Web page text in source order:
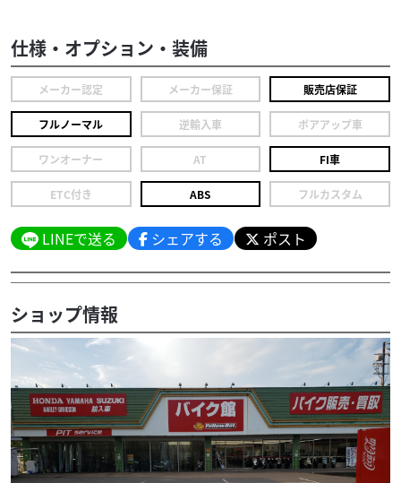
仕様・オプション・装備
メーカー認定 メーカー保証 販売店保証
フルノーマル 逆輸入車 ボアアップ車
ワンオーナー AT FI車
ETC付き ABS フルカスタム
LINEで送る シェアする ポスト
ショップ情報